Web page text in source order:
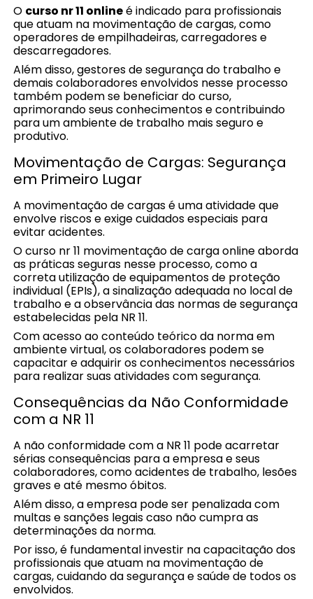
O curso nr 11 onlineé indicado para profissionais
que atuam na movimentação de cargas, como
operadores de empilhadeiras, carregadores e
descarregadores.
Além disso, gestores de segurança do trabalho e
demais colaboradores envolvidos nesse processo
também podem se beneficiar do curso,
aprimorando seus conhecimentos e contribuindo
para um ambiente de trabalho mais seguro e
produtivo.
Movimentação de Cargas: Segurança
em Primeiro Lugar
A movimentação de cargas é uma atividade que
envolve riscos e exige cuidados especiais para
evitar acidentes.
O curso nr 11 movimentação de carga online aborda
as práticas seguras nesse processo, como a
correta utilização de equipamentos de proteção
individual (EPIs), a sinalização adequada no local de
trabalho e a observância das normas de segurança
estabelecidas pela NR 11.
Com acesso ao conteúdo teórico da norma em
ambiente virtual, os colaboradores podem se
capacitar e adquirir os conhecimentos necessários
para realizar suas atividades com segurança.
Consequências da Não Conformidade
com a NR 11
A não conformidade com a NR 11 pode acarretar
sérias consequências para a empresa e seus
colaboradores, como acidentes de trabalho, lesões
graves e até mesmo óbitos.
Além disso, a empresa pode ser penalizada com
multas e sanções legais caso não cumpra as
determinações da norma.
Por isso, é fundamental investir na capacitação dos
profissionais que atuam na movimentação de
cargas, cuidando da segurança e saúde de todos os
envolvidos.